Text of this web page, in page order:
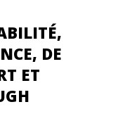
DE
ET